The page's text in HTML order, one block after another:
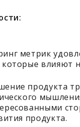
метрик
влияют
продукта
продукта.